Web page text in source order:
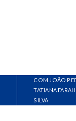
COM JOÃO
TATIANA
SILVA